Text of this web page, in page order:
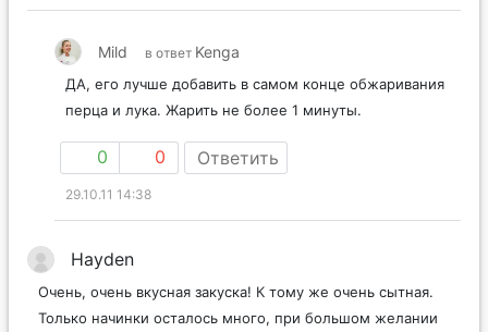
Mild в ответ Kenga
ДА, его лучше добавить в самом конце обжаривания
перца и лука. Жарить не более 1 минуты.
0 0 Ответить
29.10.11 14:38
Hayden
Очень, очень вкусная закуска! К тому же очень сытная.
Только начинки осталось много, при большом желании